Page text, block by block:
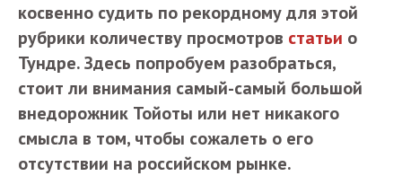
косвенно судить по рекордному для этой
рубрики количеству просмотров статьи о
Тундре. Здесь попробуем разобраться,
стоит ли внимания самый-самый большой
внедорожник Тойоты или нет никакого
смысла в том, чтобы сожалеть о его
отсутствии на российском рынке.